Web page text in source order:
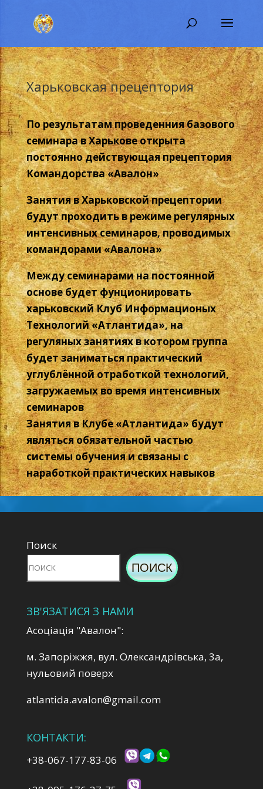
Харьковская прецептория
По результатам проведенния базового
семинара в Харькове открыта
постоянно действующая прецептория
Командорства «Авалон»
Занятия в Харьковской прецептории
будут проходить в режиме регулярных
интенсивных семинаров, проводимых
командорами «Авалона»
Между семинарами на постоянной
основе будет фунционировать
харьковский Клуб Информационых
Технологий «Атлантида», на
регуляных занятиях в котором группа
будет заниматься практический
углублённой отработкой технологий,
загружаемых во время интенсивных
семинаров
Занятия в Клубе «Атлантида» будут
являться обязательной частью
системы обучения и связаны с
наработкой практических навыков
Поиск
ПОИСК
ЗВ'ЯЗАТИСЯ З НАМИ
Асоціація "Авалон":
м. Запоріжжя, вул. Олександрівська, 3а,
нульовий поверх
atlantida.avalon@gmail.com
КОНТАКТИ:
+38-067-177-83-06